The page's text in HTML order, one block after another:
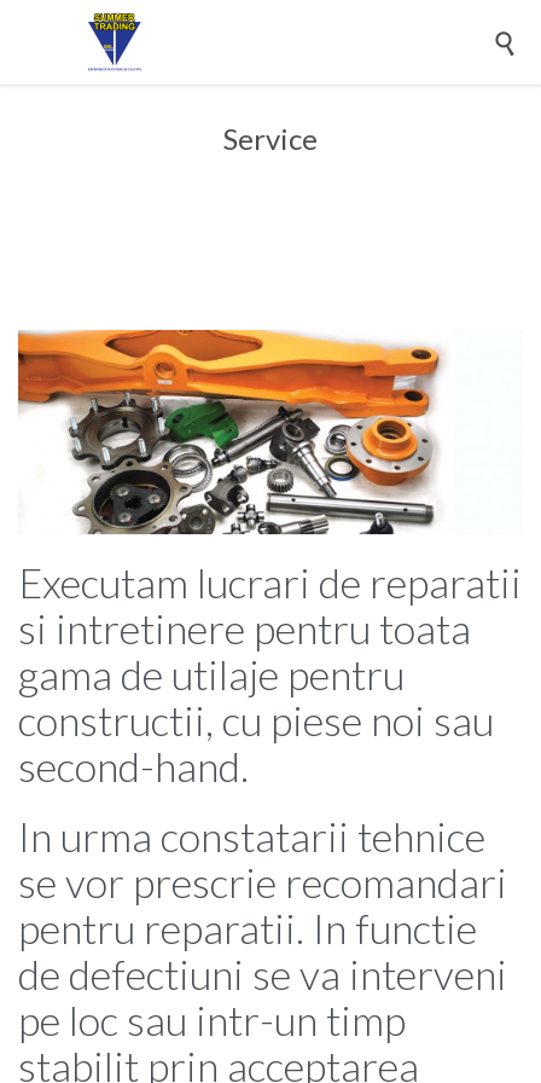

Service
Executam lucrari de reparatii
si intretinere pentru toata
gama de utilaje pentru
constructii, cu piese noi sau
second-hand.
In urma constatarii tehnice
se vor prescrie recomandari
pentru reparatii. In functie
de defectiuni se va interveni
pe loc sau intr-un timp
stabilit prin acceptarea